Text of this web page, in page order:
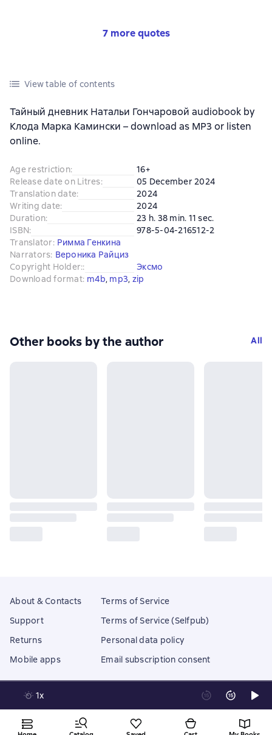
7 more quotes
View table of contents
Тайный дневник Натальи Гончаровой audiobook by
Клода Марка Камински – download as MP3 or listen
online.
Age restriction:
16+
Release date on Litres:
05 December 2024
Translation date:
2024
Writing date:
2024
Duration:
23 h. 38 min. 11 sec.
ISBN:
978-5-04-216512-2
Translator: Римма Генкина
Narrators: Вероника Райциз
Copyright Holder::
Эксмо
Download format: m4b, mp3, zip
Other books by the author All
1x
About & Contacts
Support
Returns
Mobile apps
Terms of Service
Terms of Service (Selfpub)
Personal data policy
Email subscription consent
18 Mallow street co. Limerick, Ireland